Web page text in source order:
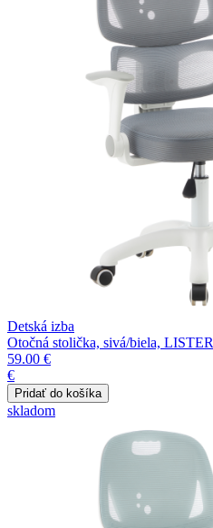
Detská izba
Otočná stolička, sivá/biela, LISTER
59.00 €
€
skladom